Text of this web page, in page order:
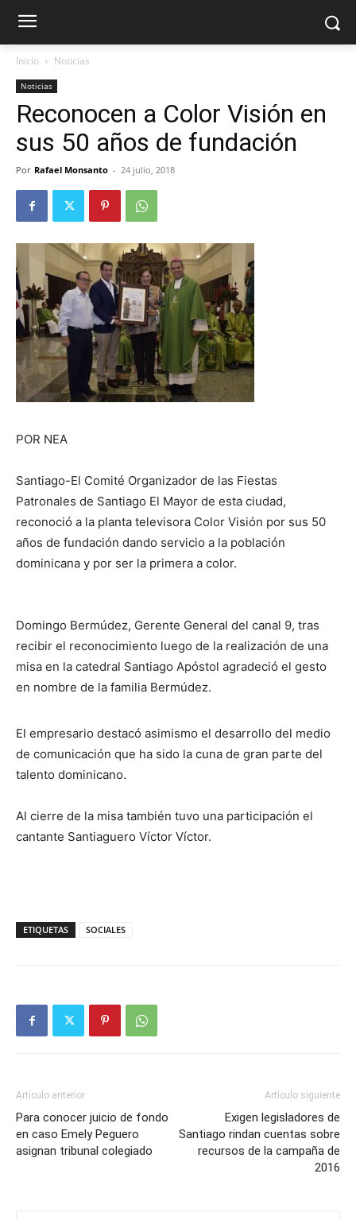
Inicio Noticias
Noticias
Reconocen a Color Visión en
sus 50 años de fundación
Por Rafael Monsanto - 24 julio, 2018
POR NEA
Santiago-El Comité Organizador de las Fiestas
Patronales de Santiago El Mayor de esta ciudad,
reconoció a la planta televisora Color Visión por sus 50
años de fundación dando servicio a la población
dominicana y por ser la primera a color.
Domingo Bermúdez, Gerente General del canal 9, tras
recibir el reconocimiento luego de la realización de una
misa en la catedral Santiago Apóstol agradeció el gesto
en nombre de la familia Bermúdez.
El empresario destacó asimismo el desarrollo del medio
de comunicación que ha sido la cuna de gran parte del
talento dominicano.
Al cierre de la misa también tuvo una participación el
cantante Santiaguero Víctor Víctor.
ETIQUETAS SOCIALES
Artículo anterior
Para conocer juicio de fondo
en caso Emely Peguero
asignan tribunal colegiado
Artículo siguiente
Exigen legisladores de
Santiago rindan cuentas sobre
recursos de la campaña de
2016